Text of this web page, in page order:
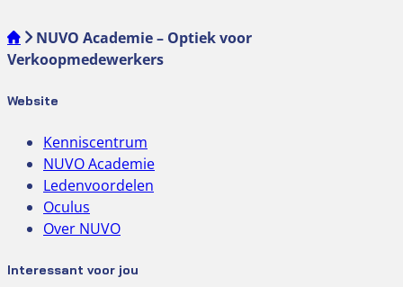
NUVO Academie – Optiek voor
Verkoopmedewerkers
Website
Kenniscentrum
NUVO Academie
Ledenvoordelen
Oculus
Over NUVO
Interessant voor jou